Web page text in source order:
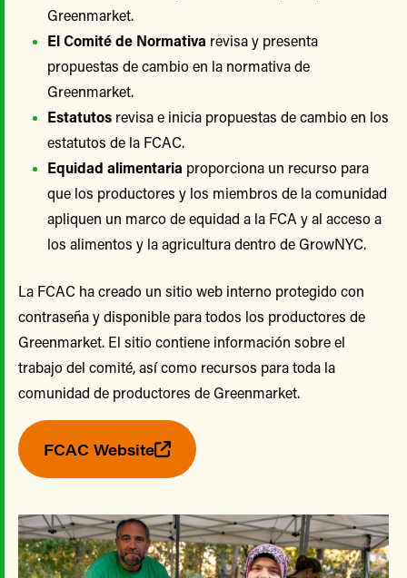
Greenmarket.
El Comité de Normativa revisa y presenta
propuestas de cambio en la normativa de
Greenmarket.
Estatutos revisa e inicia propuestas de cambio en los
estatutos de la FCAC.
Equidad alimentaria proporciona un recurso para
que los productores y los miembros de la comunidad
apliquen un marco de equidad a la FCA y al acceso a
los alimentos y la agricultura dentro de GrowNYC.
La FCAC ha creado un sitio web interno protegido con
contraseña y disponible para todos los productores de
Greenmarket. El sitio contiene información sobre el
trabajo del comité, así como recursos para toda la
comunidad de productores de Greenmarket.
FCAC Website